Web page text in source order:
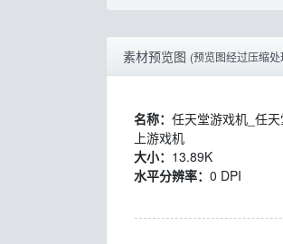
素材预览图 (预览图经过压缩
名称：任天堂游戏机_任
上游戏机
大小： 13.89K
水平分辨率：0 DPI